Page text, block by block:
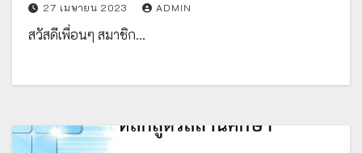
27 เมษายน 2023 ADMIN
สวัสดีเพื่อนๆ สมาชิก…